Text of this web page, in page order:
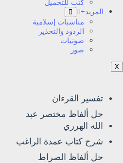
كتب للتحميل
المزيد+
menu
مناسبات إسلامية
الردود والتحذير
صوتيات
صور
X
تفسير القرءان
حل ألفاظ مختصر عبد
الله الهرري
شرح كتاب عمدة الراغب
حل ألفاظ الصراط